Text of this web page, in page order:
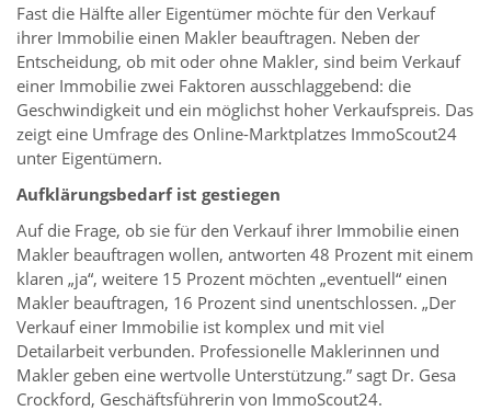
Fast die Hälfte aller Eigentümer möchte für den Verkauf
ihrer Immobilie einen Makler beauftragen. Neben der
Entscheidung, ob mit oder ohne Makler, sind beim Verkauf
einer Immobilie zwei Faktoren ausschlaggebend: die
Geschwindigkeit und ein möglichst hoher Verkaufspreis. Das
zeigt eine Umfrage des Online-Marktplatzes ImmoScout24
unter Eigentümern.
Aufklärungsbedarf ist gestiegen
Auf die Frage, ob sie für den Verkauf ihrer Immobilie einen
Makler beauftragen wollen, antworten 48 Prozent mit einem
klaren „ja“, weitere 15 Prozent möchten „eventuell“ einen
Makler beauftragen, 16 Prozent sind unentschlossen. „Der
Verkauf einer Immobilie ist komplex und mit viel
Detailarbeit verbunden. Professionelle Maklerinnen und
Makler geben eine wertvolle Unterstützung.” sagt Dr. Gesa
Crockford, Geschäftsführerin von ImmoScout24.